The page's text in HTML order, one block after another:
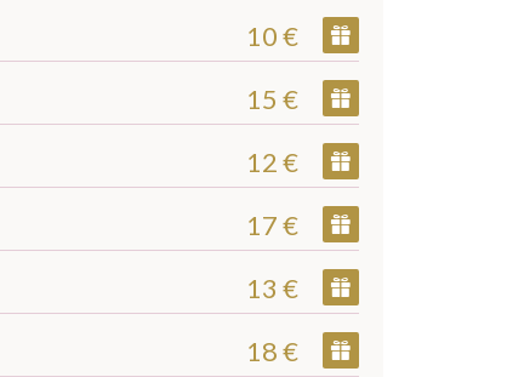
10 €
15 €
12 €
17 €
13 €
18 €